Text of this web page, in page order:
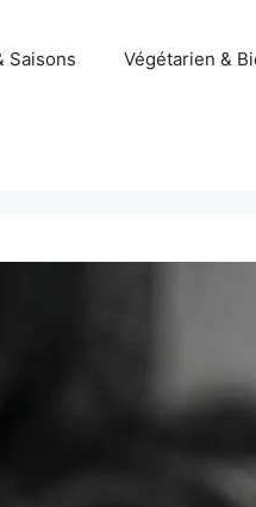
Saisons Végétarien &